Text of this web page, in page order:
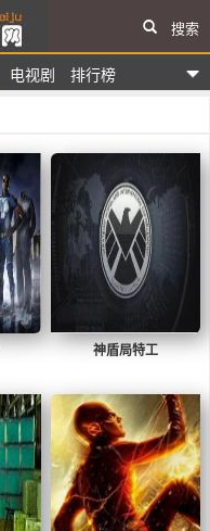
电视剧 排行榜
搜索
神盾局特工